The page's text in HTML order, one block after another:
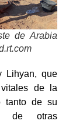
de Arabia
Lihyan, que
de la
tanto de su
de otras